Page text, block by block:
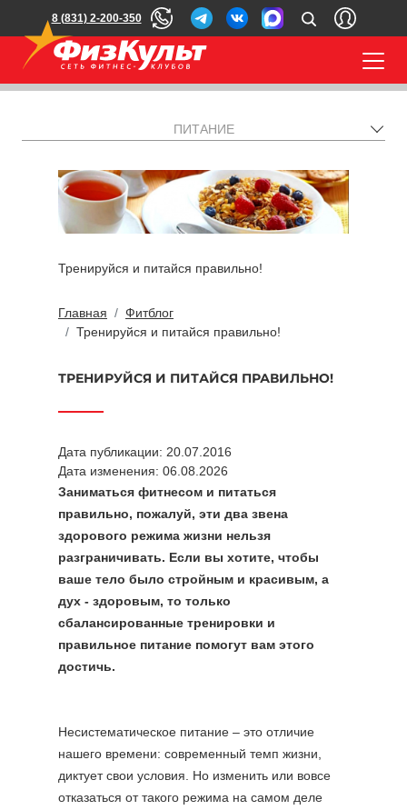
8 (831) 2-200-350
ПИТАНИЕ
Тренируйся и питайся правильно!
Главная
Фитблог
Тренируйся и питайся правильно!
ТРЕНИРУЙСЯ И ПИТАЙСЯ ПРАВИЛЬНО!
Дата публикации: 20.07.2016
Дата изменения: 06.08.2026
Заниматься фитнесом и питаться
правильно, пожалуй, эти два звена
здорового режима жизни нельзя
разграничивать. Если вы хотите, чтобы
ваше тело было стройным и красивым, а
дух - здоровым, то только
сбалансированные тренировки и
правильное питание помогут вам этого
достичь.
Несистематическое питание – это отличие
нашего времени: современный темп жизни,
диктует свои условия. Но изменить или вовсе
отказаться от такого режима на самом деле